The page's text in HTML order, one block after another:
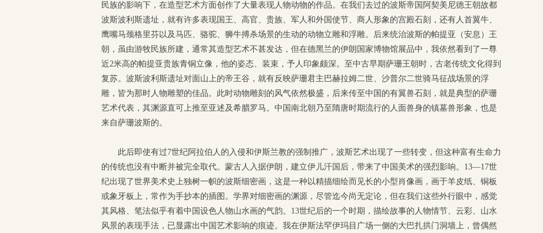
民族的影响下，在造型艺术方面创作了大量表现人物动物的作品。在我们去过的波斯帝国阿契美尼德王朝故都
波斯波利斯遗址，就有许多表现国王、高官、贵族、军人和外国使节、商人形象的宫殿石刻，还有人首翼牛、
鹰嘴马颈格里芬以及马匹、骆驼、狮牛搏杀场景的生动的动物立雕和浮雕。后来统治波斯的帕提亚（安息）王
朝，虽由游牧民族所建，通常其造型艺术不甚发达，但在德黑兰的伊朗国家博物馆展品中，我依然看到了一尊
近2米高的帕提亚贵族青铜立像，他的姿态、装束，予人印象颇深。至中古早期萨珊王朝时，古老传统文化得到
复苏。波斯波利斯遗址对面山上的帝王谷，就有反映萨珊君主巴赫拉姆二世、沙普尔二世骑马征战场景的浮
雕，皆为那时人物雕塑的佳品。此时动物雕刻的风气依然极盛，后来传至中国的有翼兽石刻，就是典型的萨珊
艺术代表，其渊源直可上推至亚述及希腊罗马。中国南北朝乃至隋唐时期流行的人面兽身的镇墓兽形象，也是
来自萨珊波斯的。
此后即使有过7世纪阿拉伯人的入侵和伊斯兰教的强制推广，波斯艺术出现了一些转变，但这种富有生命力
的传统也没有中断并被完全取代。蒙古人入据伊朗，建立伊儿汗国后，带来了中国美术的强烈影响。13—17世
纪出现了世界美术史上独树一帜的波斯细密画，这是一种以精描细绘而见长的小型肖像画，画于羊皮纸、铜板
或象牙板上，常作为手抄本的插图。学界对细密画的渊源，尽管迄今尚无定论，但在我们这些外行眼中，感觉
其风格、笔法似乎有着中国设色人物山水画的气韵。13世纪后的一个时期，描绘故事的人物情节、云彩、山水
风景的表现手法，已显露出中国艺术影响的痕迹。我在伊斯法罕伊玛目广场一侧的大巴扎拱门洞墙上，曾偶然